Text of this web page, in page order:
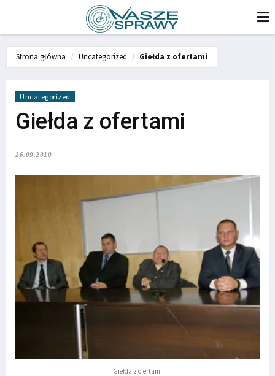
Strona główna Uncategorized Giełda z ofertami
Uncategorized
Giełda z ofertami
26.09.2010
Giełda z ofertami